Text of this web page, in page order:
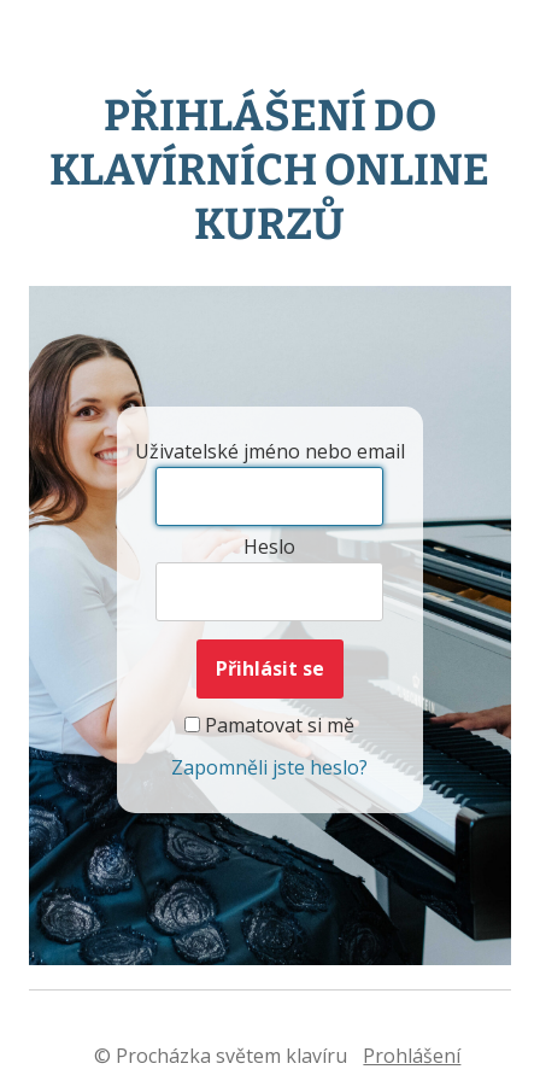
PŘIHLÁŠENÍ DO
KLAVÍRNÍCH ONLINE
KURZŮ
Uživatelské jméno nebo email
Heslo
Pamatovat si mě
Zapomněli jste heslo?
© Procházka světem klavíru Prohlášení